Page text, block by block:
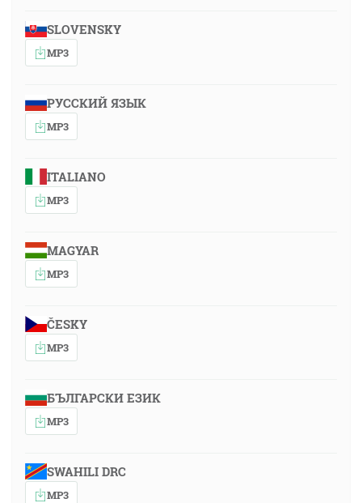
SLOVENSKY
MP3
РУССКИЙ ЯЗЫК
MP3
ITALIANO
MP3
MAGYAR
MP3
ČESKY
MP3
БЪЛГАРСКИ ЕЗИК
MP3
SWAHILI DRC
MP3